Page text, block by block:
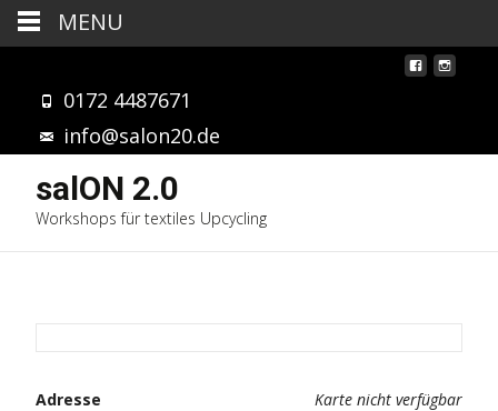
0172 4487671
info@salon20.de
salON 2.0
Workshops für textiles Upcycling
Karte nicht verfügbar
Adresse
MENU